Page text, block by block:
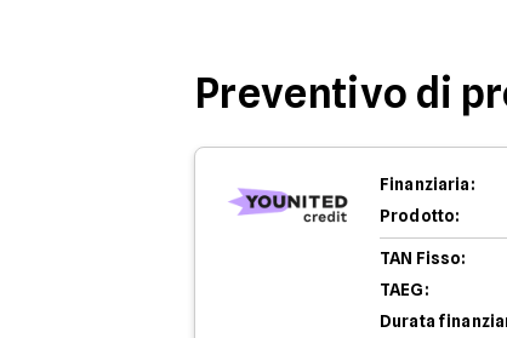
Preventivo di
Finanziaria:
Prodotto:
TAN Fisso:
TAEG:
Durata